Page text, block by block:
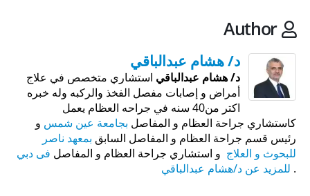
Author
د/ هشام عبدالباقي
د/ هشام عبدالباقي استشاري متخصص في علاج
أمراض و إصابات مفصل الفخذ والركبه وله خبره
اكتر من40 سنه في جراحه العظام يعمل
كاستشاري جراحة العظام و المفاصل بجامعة عين شمس و
رئيس قسم جراحة العظام و المفاصل السابق بمعهد ناصر
للبحوث و العلاج و استشاري جراحة العظام و المفاصل فى دبي
. للمزيد عن د/هشام عبدالباقي